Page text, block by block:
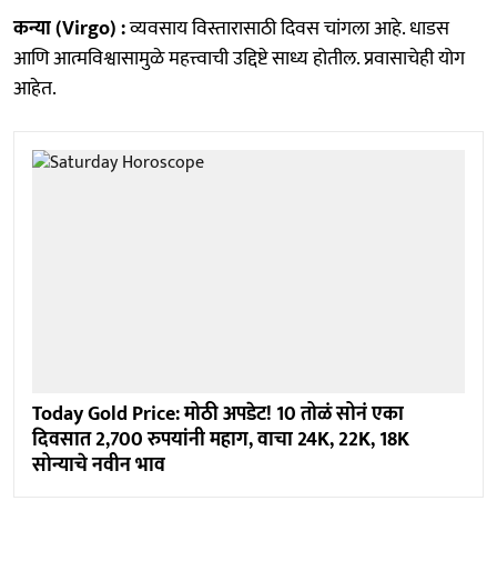
कन्या (Virgo) :व्यवसाय विस्तारासाठी दिवस चांगला आहे. धाडस
आणि आत्मविश्वासामुळे महत्त्वाची उद्दिष्टे साध्य होतील. प्रवासाचेही योग
आहेत.
Today Gold Price: मोठी अपडेट! 10 तोळं सोनं एका
दिवसात 2,700 रुपयांनी महाग, वाचा 24K, 22K, 18K
सोन्याचे नवीन भाव